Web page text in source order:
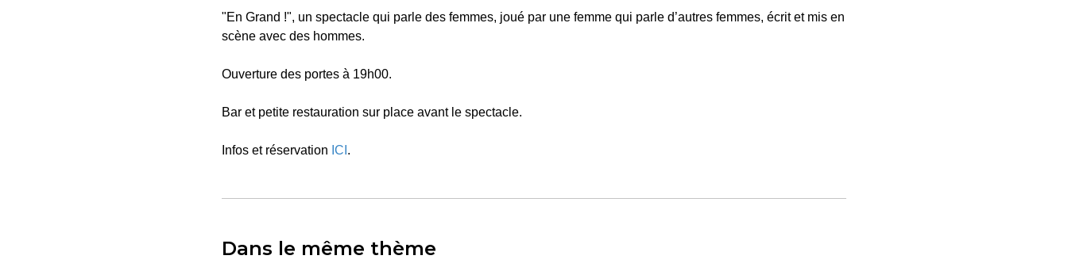
"En Grand !", un spectacle qui parle des femmes, joué par une femme qui parle d’autres femmes, écrit et mis en
scène avec des hommes.
Ouverture des portes à 19h00.
Bar et petite restauration sur place avant le spectacle.
Infos et réservation ICI .
Dans le même thème